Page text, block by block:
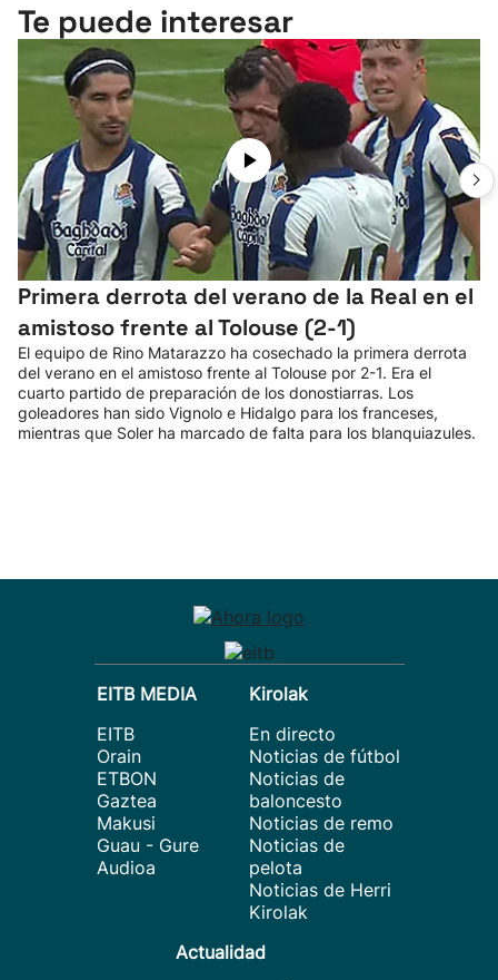
Te puede interesar
Primera derrota del verano de la Real en el
amistoso frente al Tolouse (2-1)
El equipo de Rino Matarazzo ha cosechado la primera derrota
del verano en el amistoso frente al Tolouse por 2-1. Era el
cuarto partido de preparación de los donostiarras. Los
goleadores han sido Vignolo e Hidalgo para los franceses,
mientras que Soler ha marcado de falta para los blanquiazules.
EITB MEDIA
EITB
Orain
ETBON
Gaztea
Makusi
Guau - Gure
Audioa
Kirolak
En directo
Noticias de fútbol
Noticias de
baloncesto
Noticias de remo
Noticias de
pelota
Noticias de Herri
Kirolak
Actualidad